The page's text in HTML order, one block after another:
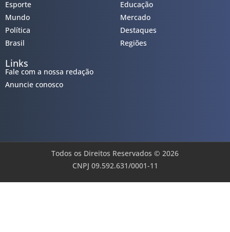
Esporte
Mundo
Política
Brasil
Educação
Mercado
Destaques
Regiões
Links
Fale com a nossa redação
Anuncie conosco
Todos os Direitos Reservados © 2026
CNPJ 09.592.631/0001-11